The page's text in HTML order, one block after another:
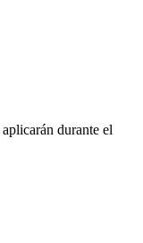
durante el